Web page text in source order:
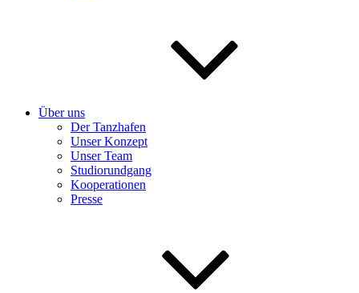
Über uns
Der Tanzhafen
Unser Konzept
Unser Team
Studiorundgang
Kooperationen
Presse